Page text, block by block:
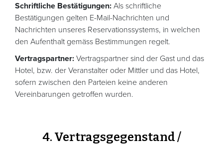
Schriftliche Bestätigungen: Als schriftliche
Bestätigungen gelten E-Mail-Nachrichten und
Nachrichten unseres Reservationssystems, in welchen
den Aufenthalt gemäss Bestimmungen regelt.
Vertragspartner: Vertragspartner sind der Gast und das
Hotel, bzw. der Veranstalter oder Mittler und das Hotel,
sofern zwischen den Parteien keine anderen
Vereinbarungen getroffen wurden.
4. Vertragsgegenstand /